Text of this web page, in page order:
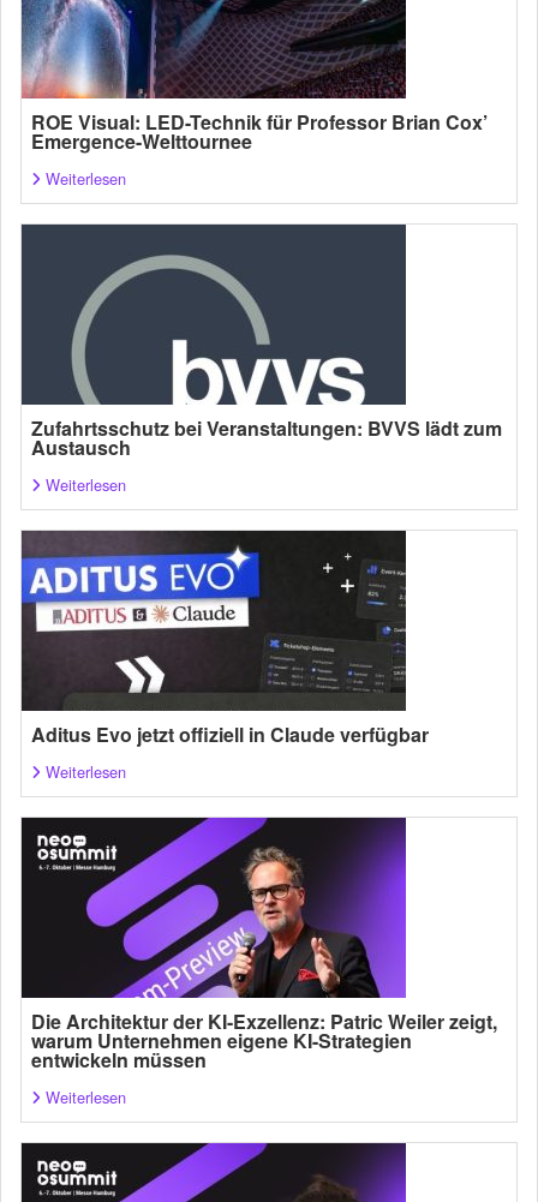
ROE Visual: LED-Technik für Professor Brian Cox’
Emergence-Welttournee
Weiterlesen
Zufahrtsschutz bei Veranstaltungen: BVVS lädt zum
Austausch
Weiterlesen
Aditus Evo jetzt offiziell in Claude verfügbar
Weiterlesen
Die Architektur der KI-Exzellenz: Patric Weiler zeigt,
warum Unternehmen eigene KI-Strategien
entwickeln müssen
Weiterlesen